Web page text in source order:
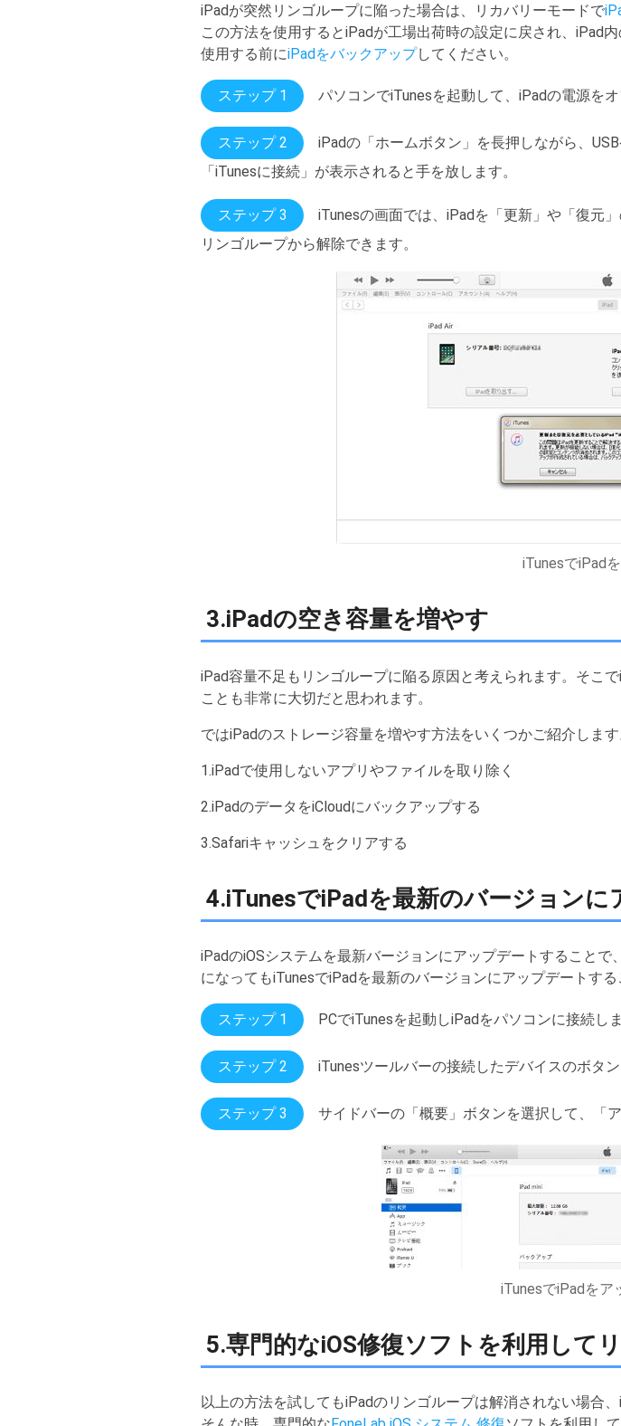
iPadが突然リンゴループに陥った場合は、リカバリーモードで
この方法を使用するとiPadが工場出荷時の設定に戻され、iPad
使用する前にiPadをバックアップしてください。
ステップ 1 パソコンでiTunesを起動して、iPadの電源をオ
ステップ 2
iPadの「ホームボタン」を長押しながら、
「iTunesに接続」が表示されると手を放します。
ステップ 3
iTunesの画面では、iPadを「更新」や「復元
リンゴループから解除できます。
iTunesでiPad
3.iPadの空き容量を増やす
iPad容量不足もリンゴループに陥る原因と考えられます。そこ
ことも非常に大切だと思われます。
ではiPadのストレージ容量を増やす方法をいくつかご紹介します
1.iPadで使用しないアプリやファイルを取り除く
2.iPadのデータをiCloudにバックアップする
3.Safariキャッシュをクリアする
4.iTunesでiPadを最新のバージョンに
iPadのiOSシステムを最新バージョンにアップデートすること
になってもiTunesでiPadを最新のバージョンにアップデートす
ステップ 1 PCでiTunesを起動しiPadをパソコンに接続しま
ステップ 2 iTunesツールバーの接続したデバイスのボタン
ステップ 3 サイドバーの「概要」ボタンを選択して、「
iTunesでiPadをア
5.専門的なiOS修復ソフトを利用して
以上の方法を試してもiPadのリンゴループは解消されない場合